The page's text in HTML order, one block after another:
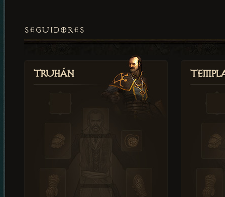
SEGUIDORES
Truhán